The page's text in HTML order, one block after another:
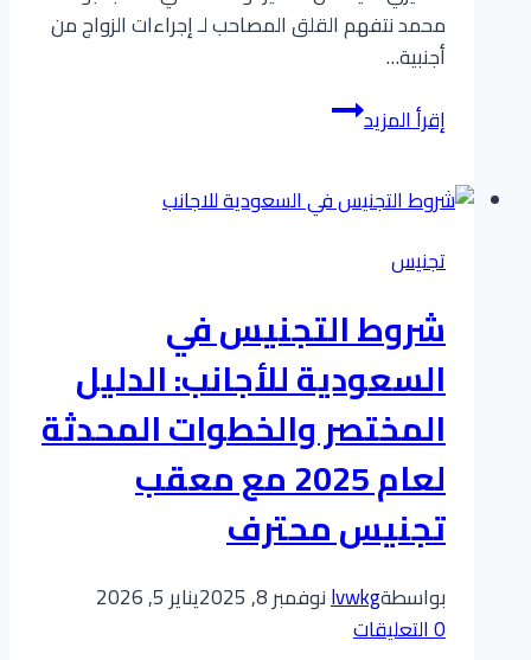
محمد نتفهم القلق المصاحب لـ إجراءات الزواج من
أجنبية…
إقرأ المزيدمعقب
تجنيس
مواطن
من
التقديم
للاعتماد
تجنيس
شروط التجنيس في
السعودية للأجانب: الدليل
المختصر والخطوات المحدثة
لعام 2025 مع معقب
تجنيس محترف
بواسطةlvwkgنوفمبر 8, 2025
يناير 5, 2026
0 التعليقات